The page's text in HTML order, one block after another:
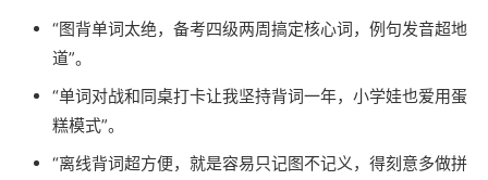
“图背单词太绝，备考四级两周搞定核心词，例句发音超地
道”。
“单词对战和同桌打卡让我坚持背词一年，小学娃也爱用蛋
糕模式”。
“离线背词超方便，就是容易只记图不记义，得刻意多做拼